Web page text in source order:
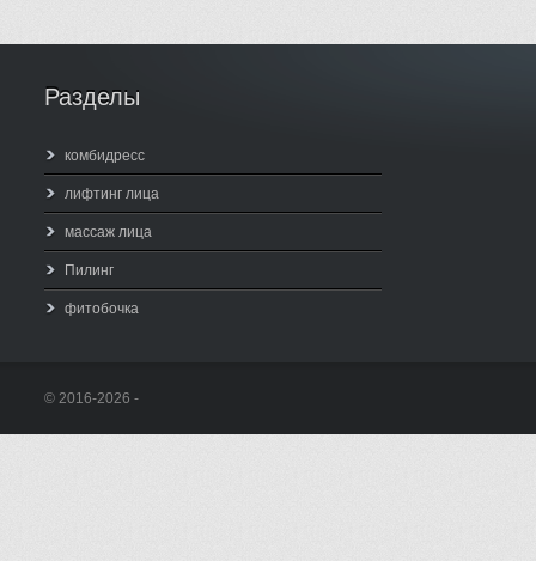
Разделы
комбидресс
лифтинг лица
массаж лица
Пилинг
фитобочка
© 2016-2026 -